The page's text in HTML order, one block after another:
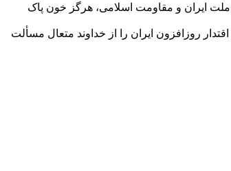
ملت ایران و مقاومت اسلامی، هرگز خون پاک
روزافزون ایران را از خداوند متعال مسألت